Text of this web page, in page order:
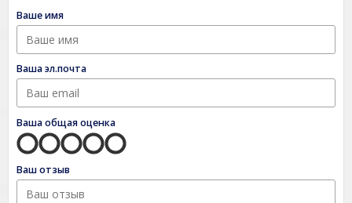
Ваше имя
Ваша эл.почта
Ваша общая оценка
Ваш отзыв